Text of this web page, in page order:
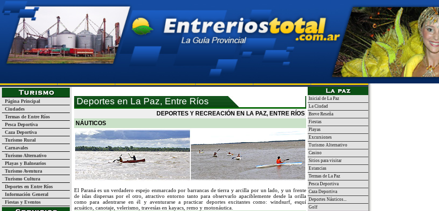
Página Principal
Ciudades
Termas de Entre Ríos
Pesca Deportiva
Caza Deportiva
Turismo Rural
Carnavales
Turismo Alternativo
Playas y Balnearios
Turismo Aventura
Turismo Cultura
Deportes en Entre Ríos
Información General
Fiestas y Eventos
Deportes en La Paz, Entre Ríos
DEPORTES Y RECREACIÓN EN LA PAZ, ENTRE RÍOS
NÁUTICOS
El Paraná es un verdadero espejo enmarcado por barrancas de tierra y arcilla por un lado, y un frente
de islas dispersas por el otro, atractivo entorno tanto para observarlo apaciblemente desde la orilla
como para adentrarse en él y aventurarse a practicar deportes excitantes como: windsurf, esquí
acuático, canotaje, velerismo, travesías en kayacs, remo y motonáutica.
Inicial de La Paz
La Ciudad
Breve Reseña
Fiestas
Playas
Excursiones
Turismo Alternativo
Casino
Sitios para visitar
Estancias
Termas de La Paz
Pesca Deportiva
Caza Deportiva
Deportes Náuticos...
Golf